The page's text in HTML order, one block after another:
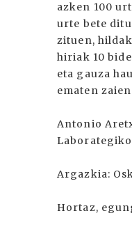
azken 100
urte bete
zituen,
hiriak 10
eta gauza
ematen
Antonio
Argazkia:
Hortaz,